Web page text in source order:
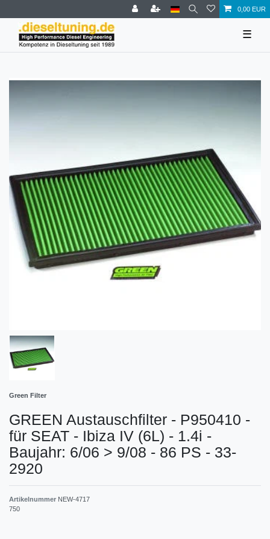
0,00 EUR
☰
Green Filter
GREEN Austauschfilter - P950410 -
für SEAT - Ibiza IV (6L) - 1.4i -
Baujahr: 6/06 > 9/08 - 86 PS - 33-
2920
Artikelnummer NEW-4717
750